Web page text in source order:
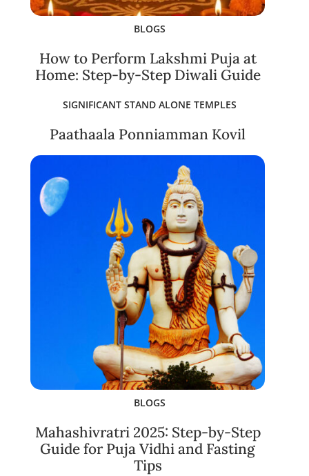
BLOGS
How to Perform Lakshmi Puja at
Home: Step-by-Step Diwali Guide
SIGNIFICANT STAND ALONE TEMPLES
Paathaala Ponniamman Kovil
BLOGS
Mahashivratri 2025: Step-by-Step
Guide for Puja Vidhi and Fasting
Tips